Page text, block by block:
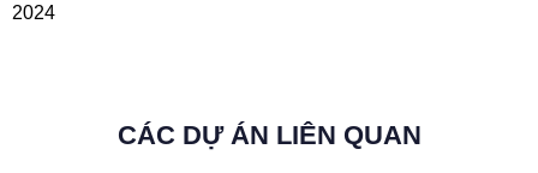
2024
CÁC DỰ ÁN LIÊN QUAN